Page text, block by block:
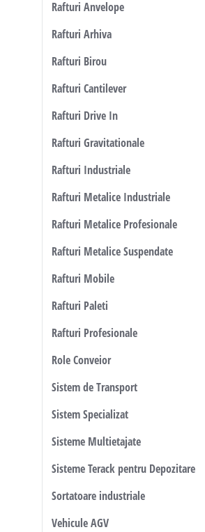
Rafturi Anvelope
Rafturi Arhiva
Rafturi Birou
Rafturi Cantilever
Rafturi Drive In
Rafturi Gravitationale
Rafturi Industriale
Rafturi Metalice Industriale
Rafturi Metalice Profesionale
Rafturi Metalice Suspendate
Rafturi Mobile
Rafturi Paleti
Rafturi Profesionale
Role Conveior
Sistem de Transport
Sistem Specializat
Sisteme Multietajate
Sisteme Terack pentru Depozitare
Sortatoare industriale
Vehicule AGV